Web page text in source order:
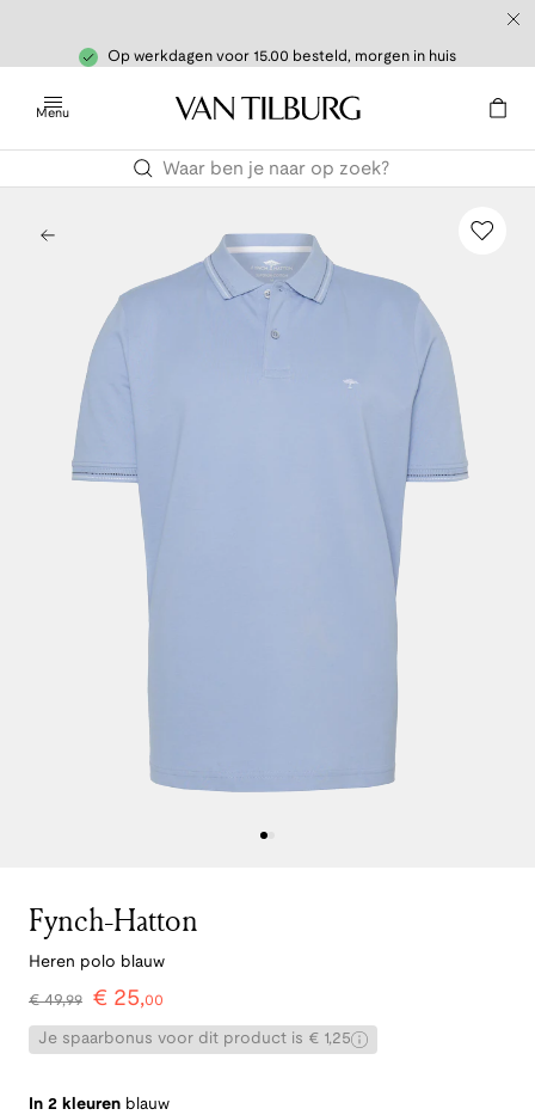
Op werkdagen voor 15.00 besteld, morgen in huis
Menu
Fynch-Hatton
Heren polo blauw
€49,99 € 25,00
Je spaarbonus voor dit product is € 1,25
In 2 kleuren blauw